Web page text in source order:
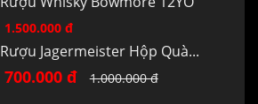
1.500.000 đ
Rượu Jagermeister Hộp Quà...
700.000 đ 1.000.000 đ